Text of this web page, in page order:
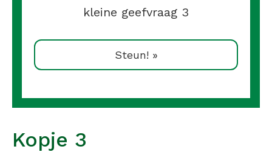
kleine geefvraag 3
Steun! »
Kopje 3